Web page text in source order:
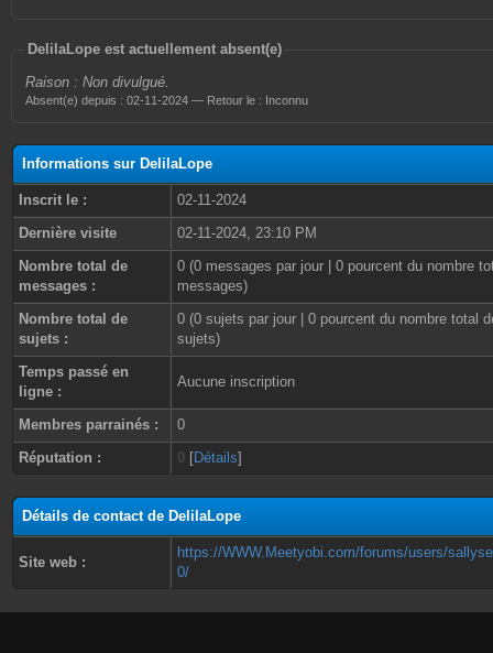
DelilaLope est actuellement absent(e)
Raison : Non divulgué.
Absent(e) depuis : 02-11-2024 — Retour le : Inconnu
Informations sur DelilaLope
Inscrit le :
02-11-2024
Dernière visite
02-11-2024, 23:10 PM
Nombre total de
messages :
0 (0 messages par jour | 0 pourcent du nombre
messages)
Nombre total de
sujets :
0 (0 sujets par jour | 0 pourcent du nombre total
sujets)
Temps passé en
ligne :
Aucune inscription
Membres parrainés :
0
Réputation :
0 [Détails]
Détails de contact de DelilaLope
Site web :
https://WWW.Meetyobi.com/forums/users/
0/